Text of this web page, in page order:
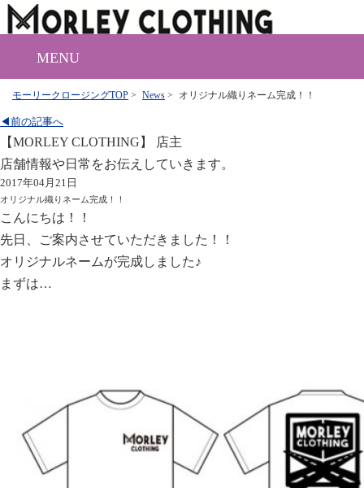
MENU
モーリークロージングTOP > News > オリジナル織りネーム完成！！
◀前の記事へ
【MORLEY CLOTHING】 店主
店舗情報や日常をお伝えしていきます。
2017年04月21日
オリジナル織りネーム完成！！
こんにちは！！
先日、ご案内させていただきました！！
オリジナルネームが完成しました♪
まずは…